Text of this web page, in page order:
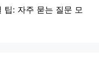
팁: 자주 묻는 질문 모